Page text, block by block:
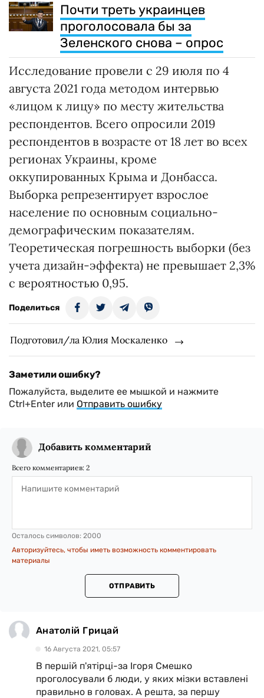
Почти треть украинцев
проголосовала бы за
Зеленского снова – опрос
Исследование провели с 29 июля по 4
августа 2021 года методом интервью
«лицом к лицу» по месту жительства
респондентов. Всего опросили 2019
респондентов в возрасте от 18 лет во всех
регионах Украины, кроме
оккупированных Крыма и Донбасса.
Выборка репрезентирует взрослое
население по основным социально-
демографическим показателям.
Теоретическая погрешность выборки (без
учета дизайн-эффекта) не превышает 2,3%
с вероятностью 0,95.
Поделиться
Подготовил/ла Юлия Москаленко
Заметили ошибку?
Пожалуйста, выделите ее мышкой и нажмите
Ctrl+Enter или Отправить ошибку
Добавить комментарий
Всего комментариев: 2
Осталось символов: 2000
Авторизуйтесь, чтобы иметь возможность комментировать
материалы
ОТПРАВИТЬ
Анатолій Грицай
16 Августа 2021, 05:57
В першій п'ятірці-за Ігоря Смешко
проголосували б люди, у яких мізки вставлені
правильно в головах. А решта, за першу